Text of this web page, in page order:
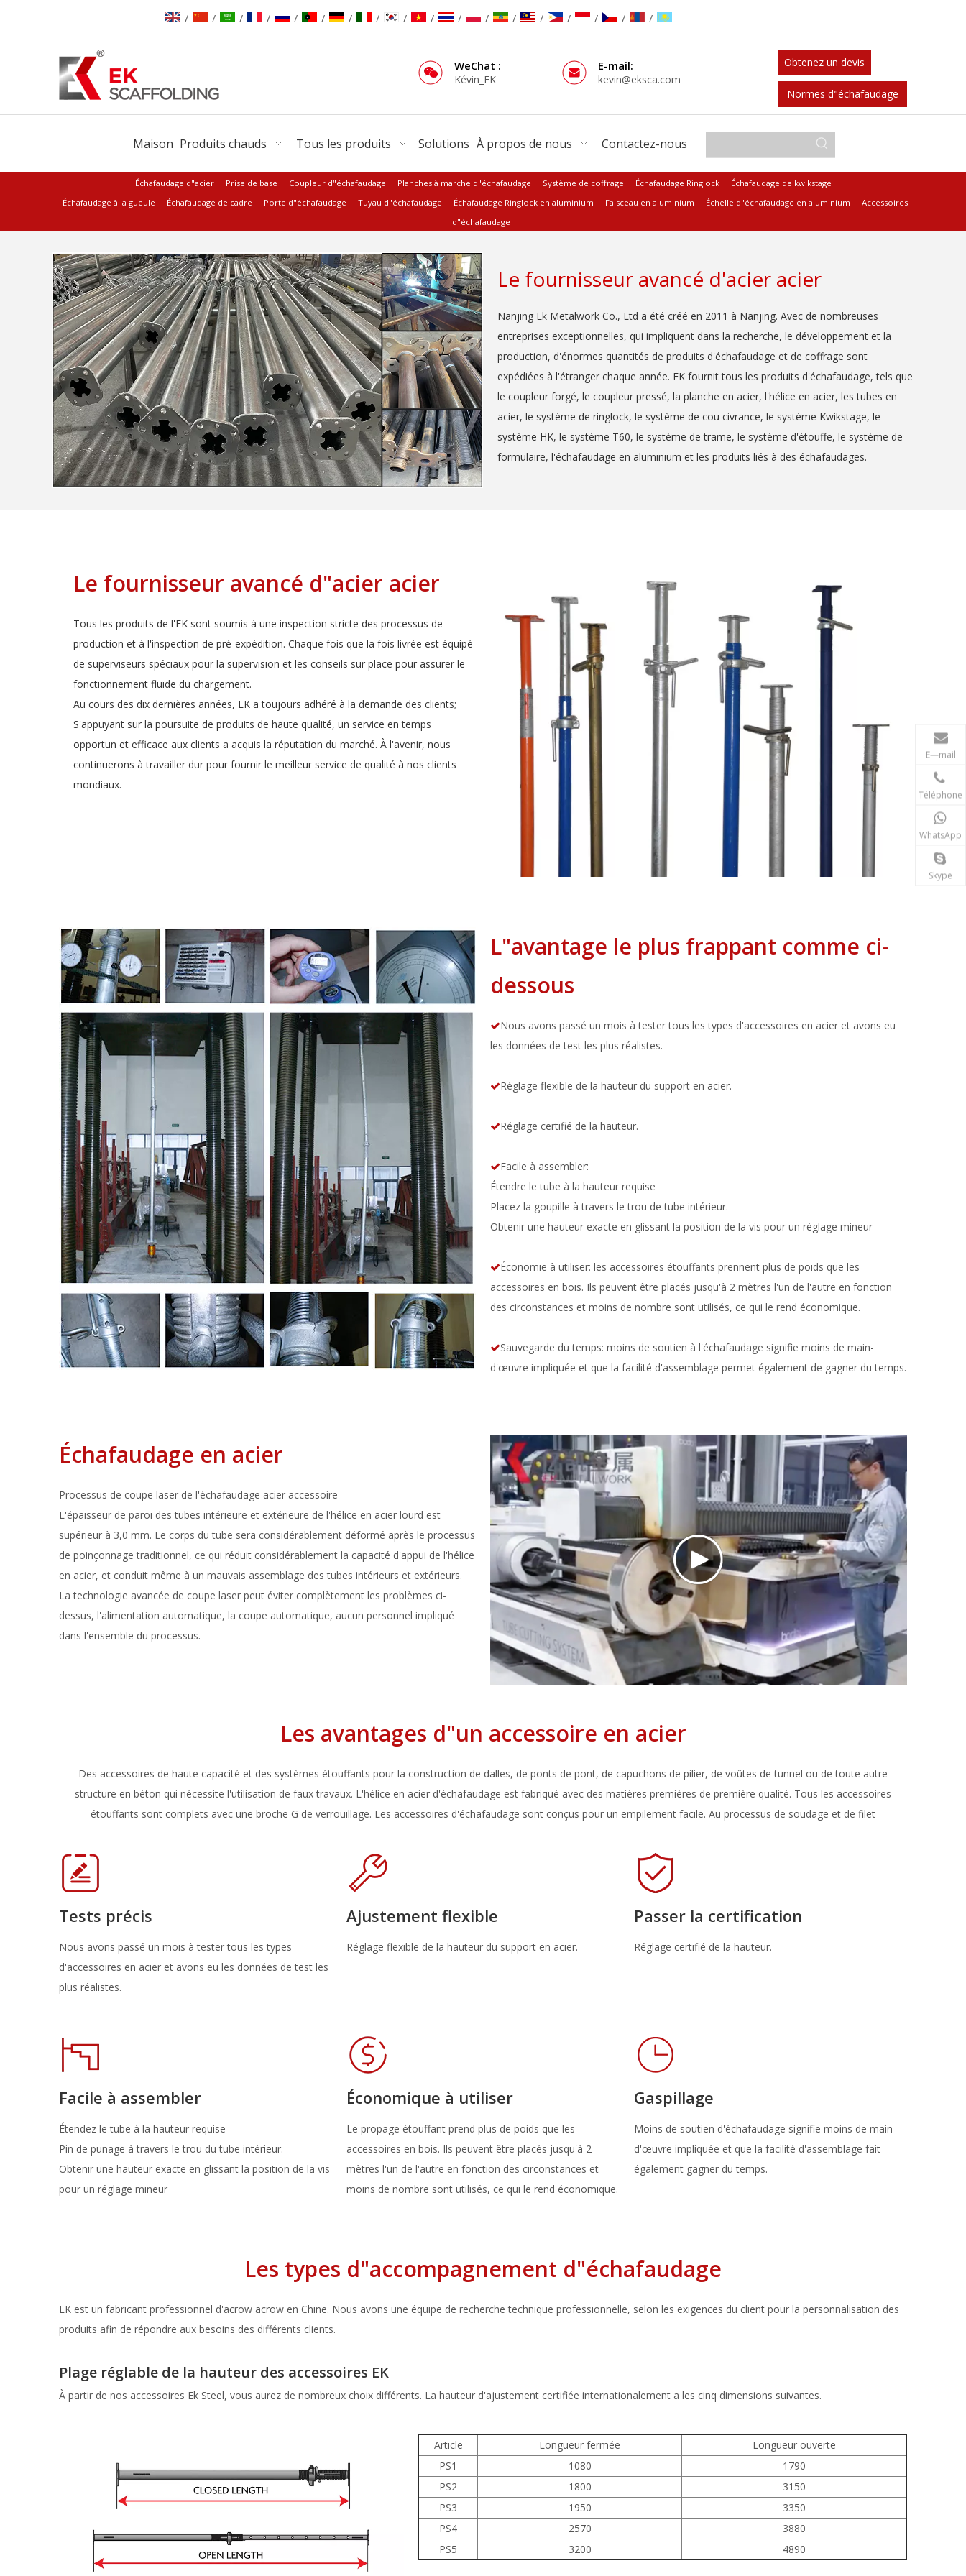
/ / / / / / / / / / / / / / / / / /
E—mail
Téléphone
WhatsApp
Skype
WeChat :
Kévin_EK
E-mail:
kevin@eksca.com
Obtenez un devis
Normes d"échafaudage
Maison Produits chauds Tous les produits Solutions À propos de nous Contactez-nous
Échafaudage d"acier Prise de base Coupleur d"échafaudage Planches à marche d"échafaudage Système de coffrage Échafaudage Ringlock
Échafaudage de kwikstage
Échafaudage à la gueule
Échafaudage de cadre Porte d"échafaudage Tuyau d"échafaudage Échafaudage Ringlock en aluminium Faisceau en aluminium Échelle d"échafaudage en aluminium
Accessoires
d"échafaudage
Le fournisseur avancé d'acier acier
Nanjing Ek Metalwork Co., Ltd a été créé en 2011 à Nanjing. Avec de nombreuses
entreprises exceptionnelles, qui impliquent dans la recherche, le développement et la
production, d'énormes quantités de produits d'échafaudage et de coffrage sont
expédiées à l'étranger chaque année. EK fournit tous les produits d'échafaudage, tels que
le coupleur forgé, le coupleur pressé, la planche en acier, l'hélice en acier, les tubes en
acier, le système de ringlock, le système de cou civrance, le système Kwikstage, le
système HK, le système T60, le système de trame, le système d'étouffe, le système de
formulaire, l'échafaudage en aluminium et les produits liés à des échafaudages.
Le fournisseur avancé d"acier acier
Tous les produits de l'EK sont soumis à une inspection stricte des processus de
production et à l'inspection de pré-expédition. Chaque fois que la fois livrée est équipé
de superviseurs spéciaux pour la supervision et les conseils sur place pour assurer le
fonctionnement fluide du chargement.
Au cours des dix dernières années, EK a toujours adhéré à la demande des clients;
S'appuyant sur la poursuite de produits de haute qualité, un service en temps
opportun et efficace aux clients a acquis la réputation du marché. À l'avenir, nous
continuerons à travailler dur pour fournir le meilleur service de qualité à nos clients
mondiaux.
L"avantage le plus frappant comme ci-
dessous
Nous avons passé un mois à tester tous les types d'accessoires en acier et avons eu
les données de test les plus réalistes.
Réglage flexible de la hauteur du support en acier.
Réglage certifié de la hauteur.
Facile à assembler:
Étendre le tube à la hauteur requise
Placez la goupille à travers le trou de tube intérieur.
Obtenir une hauteur exacte en glissant la position de la vis pour un réglage mineur
Économie à utiliser: les accessoires étouffants prennent plus de poids que les
accessoires en bois. Ils peuvent être placés jusqu'à 2 mètres l'un de l'autre en fonction
des circonstances et moins de nombre sont utilisés, ce qui le rend économique.
Sauvegarde du temps: moins de soutien à l'échafaudage signifie moins de main-
d'œuvre impliquée et que la facilité d'assemblage permet également de gagner du temps.
Échafaudage en acier
Processus de coupe laser de l'échafaudage acier accessoire
L'épaisseur de paroi des tubes intérieure et extérieure de l'hélice en acier lourd est
supérieur à 3,0 mm. Le corps du tube sera considérablement déformé après le processus
de poinçonnage traditionnel, ce qui réduit considérablement la capacité d'appui de l'hélice
en acier, et conduit même à un mauvais assemblage des tubes intérieurs et extérieurs.
La technologie avancée de coupe laser peut éviter complètement les problèmes ci-
dessus, l'alimentation automatique, la coupe automatique, aucun personnel impliqué
dans l'ensemble du processus.
Les avantages d"un accessoire en acier
Des accessoires de haute capacité et des systèmes étouffants pour la construction de dalles, de ponts de pont, de capuchons de pilier, de voûtes de tunnel ou de toute autre
structure en béton qui nécessite l'utilisation de faux travaux. L'hélice en acier d'échafaudage est fabriqué avec des matières premières de première qualité. Tous les accessoires
étouffants sont complets avec une broche G de verrouillage. Les accessoires d'échafaudage sont conçus pour un empilement facile. Au processus de soudage et de filet
Tests précis
Nous avons passé un mois à tester tous les types
d'accessoires en acier et avons eu les données de test les
plus réalistes.
Ajustement flexible
Réglage flexible de la hauteur du support en acier.
Passer la certification
Réglage certifié de la hauteur.
Facile à assembler
Étendez le tube à la hauteur requise
Pin de punage à travers le trou du tube intérieur.
Obtenir une hauteur exacte en glissant la position de la vis
pour un réglage mineur
Économique à utiliser
Le propage étouffant prend plus de poids que les
accessoires en bois. Ils peuvent être placés jusqu'à 2
mètres l'un de l'autre en fonction des circonstances et
moins de nombre sont utilisés, ce qui le rend économique.
Gaspillage
Moins de soutien d'échafaudage signifie moins de main-
d'œuvre impliquée et que la facilité d'assemblage fait
également gagner du temps.
Les types d"accompagnement d"échafaudage
EK est un fabricant professionnel d'acrow acrow en Chine. Nous avons une équipe de recherche technique professionnelle, selon les exigences du client pour la personnalisation des
produits afin de répondre aux besoins des différents clients.
Plage réglable de la hauteur des accessoires EK
À partir de nos accessoires Ek Steel, vous aurez de nombreux choix différents. La hauteur d'ajustement certifiée internationalement a les cinq dimensions suivantes.
Article Longueur fermée
Longueur ouverte
PS1
1080
1790
PS2
1800
3150
PS3
1950
3350
PS4
2570
3880
PS5
3200 4890